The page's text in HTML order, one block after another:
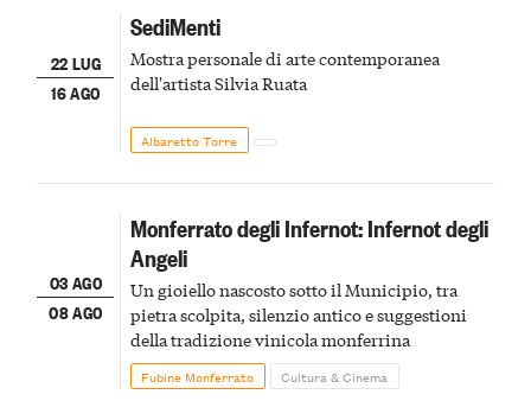
22 LUG
16 AGO
SediMenti
Mostra personale di arte contemporanea
dell'artista Silvia Ruata
Albaretto Torre
03 AGO
08 AGO
Monferrato degli Infernot: Infernot degli
Angeli
Un gioiello nascosto sotto il Municipio, tra
pietra scolpita, silenzio antico e suggestioni
della tradizione vinicola monferrina
Fubine Monferrato Cultura & Cinema